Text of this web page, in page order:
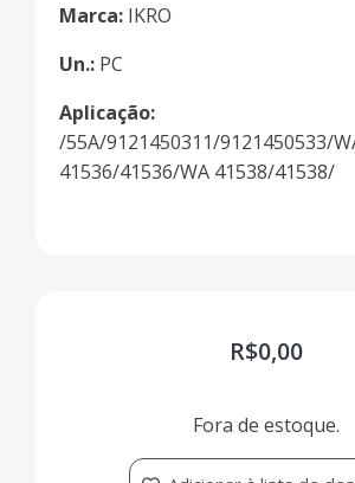
Marca: IKRO
Un.: PC
Aplicação:
/55A/9121450311/9121450533/
41536/41536/WA 41538/41538/
R$0,00
Fora de estoque.